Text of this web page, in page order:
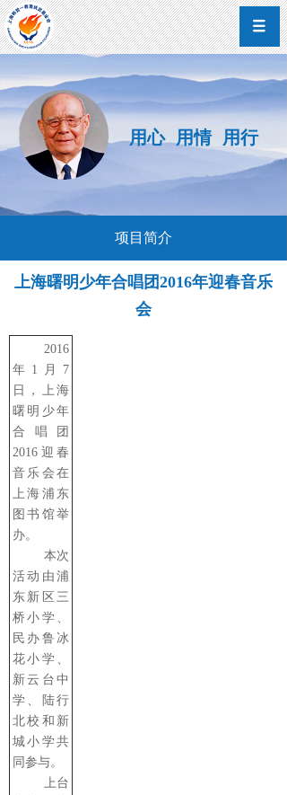
用心 用情 用行
项目简介
上海曙明少年合唱团2016年迎春音乐
会
2016
年1月7
日，上海
曙明少年
合唱团
2016迎春
音乐会在
上海浦东
图书馆举
办。
本次
活动由浦
东新区三
桥小学、
民办鲁冰
花小学、
新云台中
学、陆行
北校和新
城小学共
同参与。
上台